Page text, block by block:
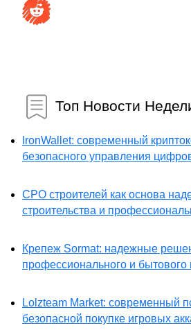
Топ Новости
IronWallet: современный
безопасного управления
СРО строителей как основа
строительства и
Крепеж Sormat: надежные
профессионального и бытового
Lolzteam Market: современный
безопасной покупке игровых